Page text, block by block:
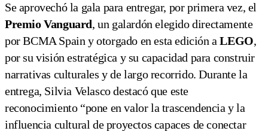
Se aprovechó la gala para entregar, por primera vez, el
Premio Vanguard, un galardón elegido directamente
por BCMA Spain y otorgado en esta edición aLEGO,
por su visión estratégica y su capacidad para construir
narrativas culturales y de largo recorrido. Durante la
entrega, Silvia Velasco destacó que este
reconocimiento “pone en valor la trascendencia y la
influencia cultural de proyectos capaces de conectar